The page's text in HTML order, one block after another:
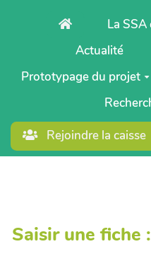
Aller au contenu principal
La
Actualité
Prototypage du projet
Rejoindre la caisse
Saisir une